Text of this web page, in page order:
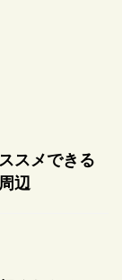
スメできる
辺